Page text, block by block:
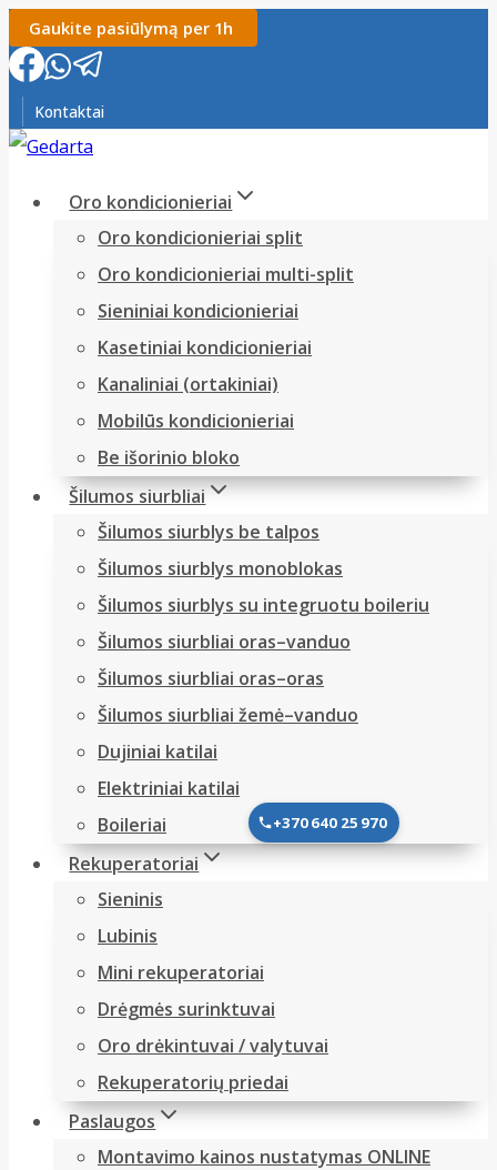
Skip
to
content
Gaukite pasiūlymą per 1h
Kontaktai
Oro kondicionieriai
Oro kondicionieriai split
Oro kondicionieriai multi-split
Sieniniai kondicionieriai
Kasetiniai kondicionieriai
Kanaliniai (ortakiniai)
Mobilūs kondicionieriai
Be išorinio bloko
Šilumos siurbliai
Šilumos siurblys be talpos
Šilumos siurblys monoblokas
Šilumos siurblys su integruotu boileriu
Šilumos siurbliai oras–vanduo
Šilumos siurbliai oras–oras
Šilumos siurbliai žemė–vanduo
Dujiniai katilai
Elektriniai katilai
Boileriai
Rekuperatoriai
Sieninis
Lubinis
Mini rekuperatoriai
Drėgmės surinktuvai
Oro drėkintuvai / valytuvai
Rekuperatorių priedai
Paslaugos
Montavimo kainos nustatymas ONLINE
+370 640 25 970